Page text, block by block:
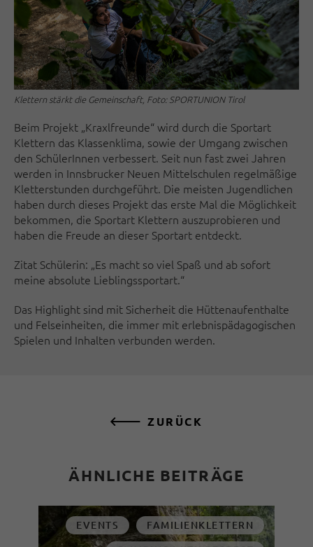
Klettern stärkt die Gemeinschaft, Foto: SPORTUNION Tirol
Beim Projekt „Kraxlfreunde“ wird durch die Sportart
Klettern das Klassenklima, sowie der Umgang zwischen
den SchülerInnen verbessert. Seit nun fast zwei Jahren
werden in Innsbrucker Neuen Mittelschulen regelmäßige
Kletterstunden durchgeführt. Die meisten Jugendlichen
haben durch dieses Projekt das erste Mal die Möglichkeit
bekommen, die Sportart Klettern auszuprobieren und
haben die Freude an dieser Sportart entdeckt.
Zitat Schülerin: „Es macht so viel Spaß und ab sofort
meine absolute Lieblingssportart.“
Das Highlight sind mit Sicherheit die Hüttenaufenthalte
und Felseinheiten, die immer mit erlebnispädagogischen
Spielen und Inhalten verbunden werden.
ZURÜCK
ÄHNLICHE BEITRÄGE
EVENTS
FAMILIENKLETTERN